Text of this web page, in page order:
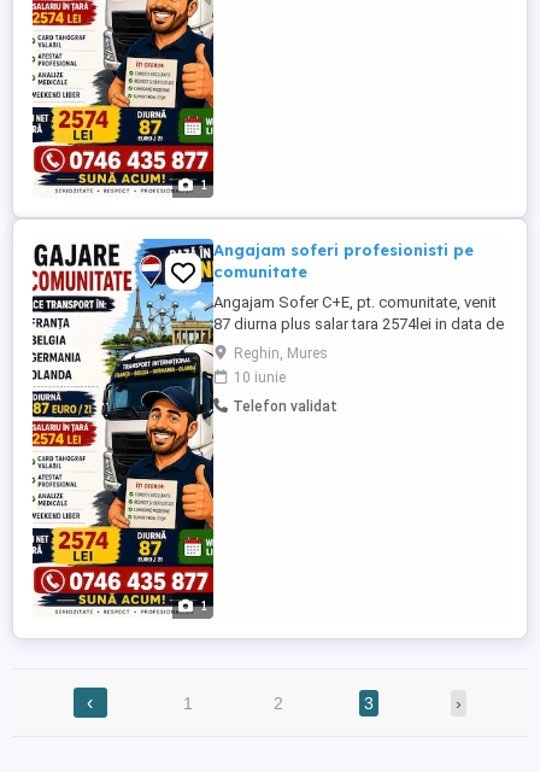
1
1
Angajam soferi profesionisti pe
comunitate
Angajam Sofer C+E, pt. comunitate, venit
87 diurna plus salar tara 2574lei in data de
15 ale luni Firma SC VALENTIN TRANS
SRL CAMIONELE SUNT euro 6, angajeaza
soferi C+E, cu experiență.atestat marfa si
cu experienta Tel: ferim: Seriozitate.nu
Reghin, Mures
10 iunie
Telefon validat
‹ 1 2 3 ›